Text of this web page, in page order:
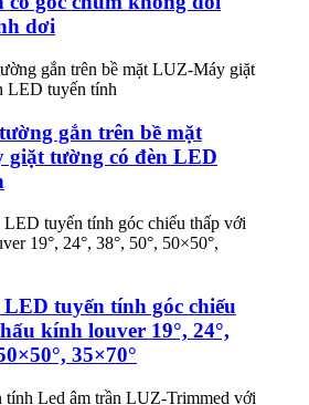
dơi
gắn trên bề mặt
tường có đèn LED
tuyến tính góc chiếu
kính louver 19°, 24°,
35×70°